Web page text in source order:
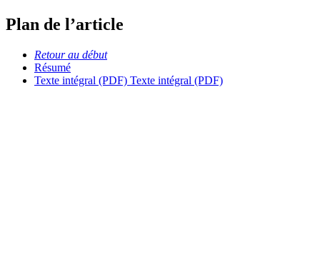
Plan de l’article
Retour au début
Résumé
Texte intégral (PDF) Texte intégral (PDF)